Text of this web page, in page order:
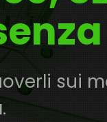
sui